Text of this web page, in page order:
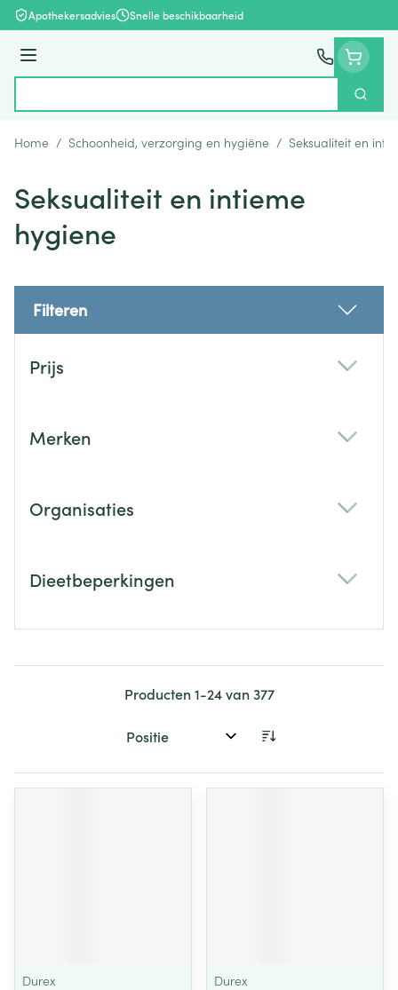
Ga naar de inhoud
Apothekersadvies Snelle beschikbaarheid
Menu
Zoek
Home / Schoonheid, verzorging en hygiëne / Seksualiteit en
Seksualiteit en intieme
hygiene
Filteren
Prijs
Merken
Organisaties
Dieetbeperkingen
Producten1-24van377
Sorteer op:
Durex
Durex